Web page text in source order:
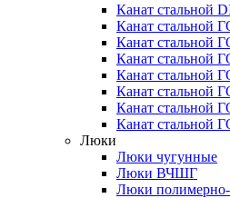
Канат стальной
Канат стальной
Канат стальной
Канат стальной
Канат стальной
Канат стальной
Канат стальной
Канат стальной
Люки
Люки чугунные
Люки ВЧШГ
Люки